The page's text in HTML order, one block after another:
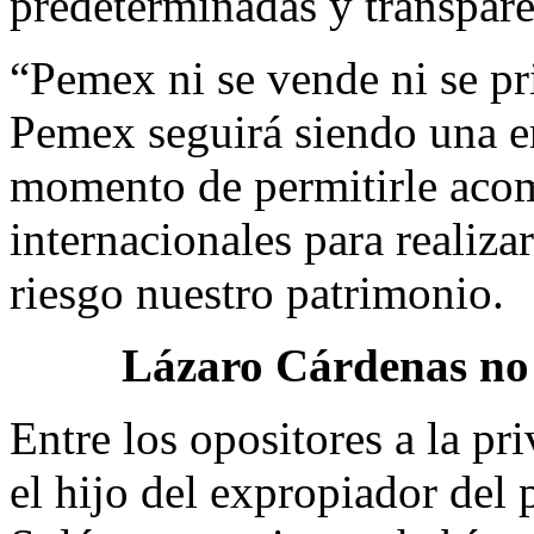
“Pemex ni se vende ni se
Pemex seguirá siendo una
momento de permitirle
internacionales para
riesgo nuestro patrimonio.
Lázaro Cárdenas
Entre los opositores a la
el hijo del expropiador del